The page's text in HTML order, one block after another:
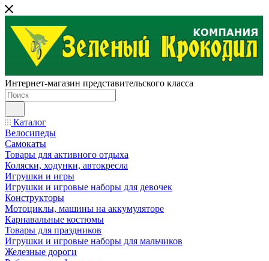
Интернет-магазин представительского класса
Каталог
Велосипеды
Самокаты
Товары для активного отдыха
Коляски, ходунки, автокресла
Игрушки и игры
Игрушки и игровые наборы для девочек
Конструкторы
Мотоциклы, машины на аккумуляторе
Карнавальные костюмы
Товары для праздников
Игрушки и игровые наборы для мальчиков
Железные дороги